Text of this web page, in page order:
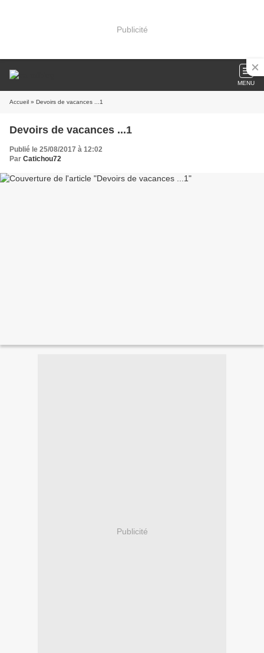
Publicité
MENU
Accueil » Devoirs de vacances ...1
Devoirs de vacances ...1
Publié le 25/08/2017 à 12:02
Par Catichou72
Publicité